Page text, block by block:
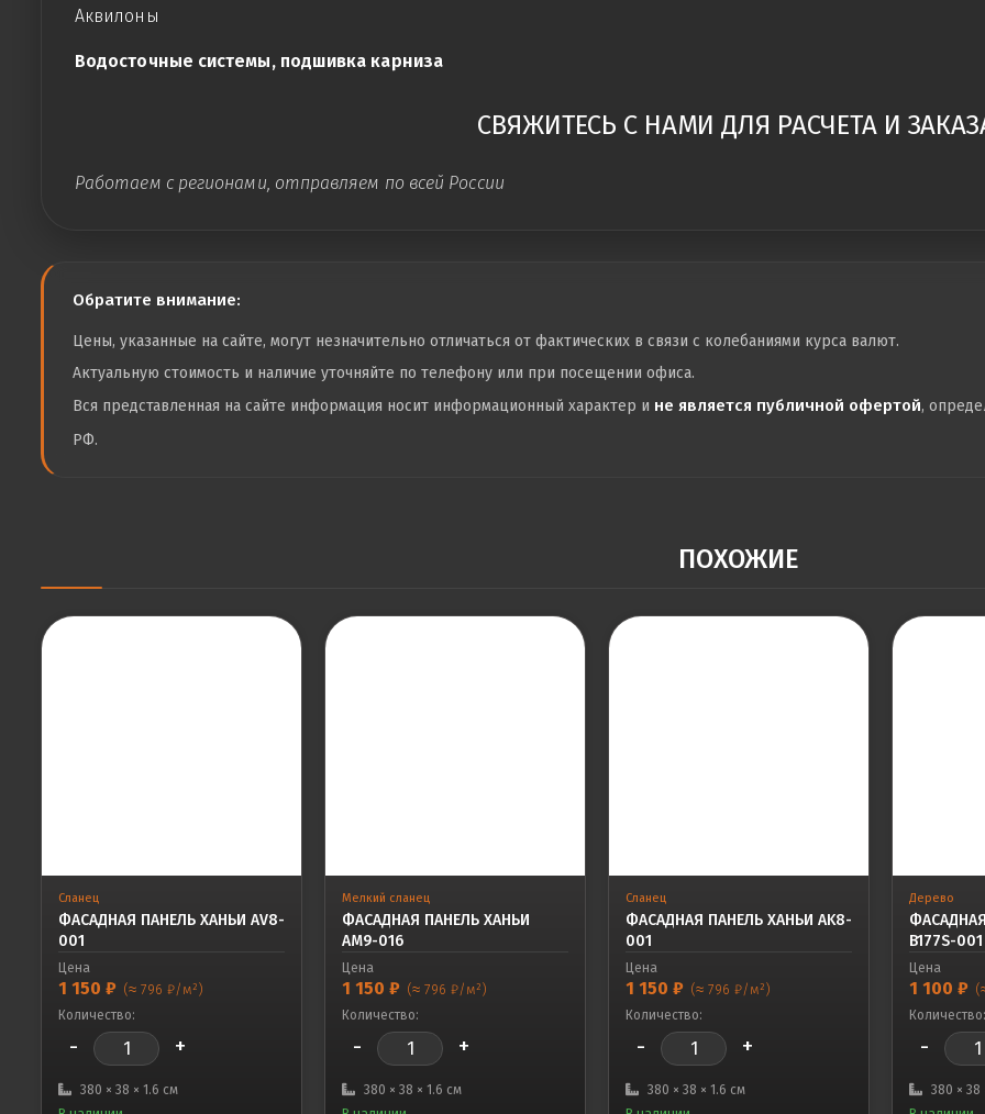
Аквилоны
Водосточные системы, подшивка карниза
СВЯЖИТЕСЬ С НАМИ ДЛЯ РАСЧЕТА И
Работаем с регионами, отправляем по всей России
Обратите внимание:
Цены, указанные на сайте, могут незначительно отличаться от фактических в связи с колебаниями курса валют.
Актуальную стоимость и наличие уточняйте по телефону или при посещении офиса.
Вся представленная на сайте информация носит информационный характер и не является публичной офертой,
РФ.
ПОХОЖИЕ
Сланец
ФАСАДНАЯ ПАНЕЛЬ ХАНЬИ AV8-
001
Цена
1 150 ₽ (≈ 796 ₽/м²)
Количество:
- +
380 × 38 × 1.6 см
Мелкий сланец
ФАСАДНАЯ ПАНЕЛЬ ХАНЬИ
AM9-016
Цена
1 150 ₽ (≈ 796 ₽/м²)
Количество:
- +
380 × 38 × 1.6 см
Сланец
ФАСАДНАЯ ПАНЕЛЬ ХАНЬИ AK8-
001
Цена
1 150 ₽ (≈ 796 ₽/м²)
Количество:
- +
380 × 38 × 1.6 см
Дерево
B177S-001
Цена
1 100 ₽
Количество:
-
380 × 38